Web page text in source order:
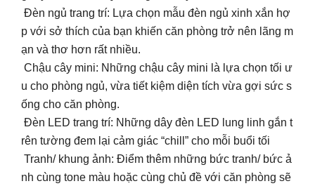
Đèn ngủ trang trí: Lựa chọn mẫu đèn ngủ xinh xắn hợ
p với sở thích của bạn khiến căn phòng trở nên lãng m
ạn và thơ hơn rất nhiều.
Chậu cây mini: Những chậu cây mini là lựa chọn tối ư
u cho phòng ngủ, vừa tiết kiệm diện tích vừa gợi sức s
ống cho căn phòng.
Đèn LED trang trí: Những dây đèn LED lung linh gắn t
rên tường đem lại cảm giác “chill” cho mỗi buổi tối
Tranh/ khung ảnh: Điểm thêm những bức tranh/ bức ả
nh cùng tone màu hoặc cùng chủ đề với căn phòng sẽ